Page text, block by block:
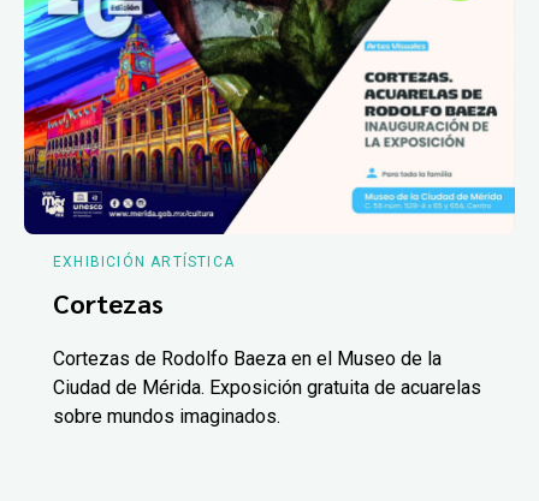
EXHIBICIÓN ARTÍSTICA
Cortezas
Cortezas de Rodolfo Baeza en el Museo de la
Ciudad de Mérida. Exposición gratuita de acuarelas
sobre mundos imaginados.